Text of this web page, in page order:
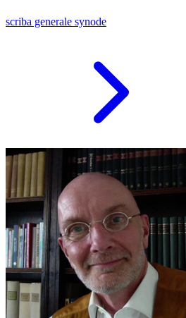
scriba generale synode